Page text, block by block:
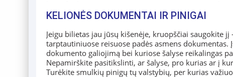
KELIONĖS DOKUMENTAI IR PINIGAI
Jeigu bilietas jau jūsų kišenėje, kruopščiai saugokite
tarptautiniuose reisuose padės asmens
dokumento galiojimą bei kuriose šalyse reikalingas
Nepamirškite pasitikslinti, ar šalyse, pro kurias ar į
Turėkite smulkių pinigų tų valstybių, per kurias